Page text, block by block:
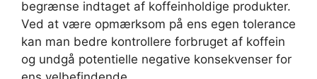
begrænse indtaget af koffeinholdige produkter.
Ved at være opmærksom på ens egen tolerance
kan man bedre kontrollere forbruget af koffein
og undgå potentielle negative konsekvenser for